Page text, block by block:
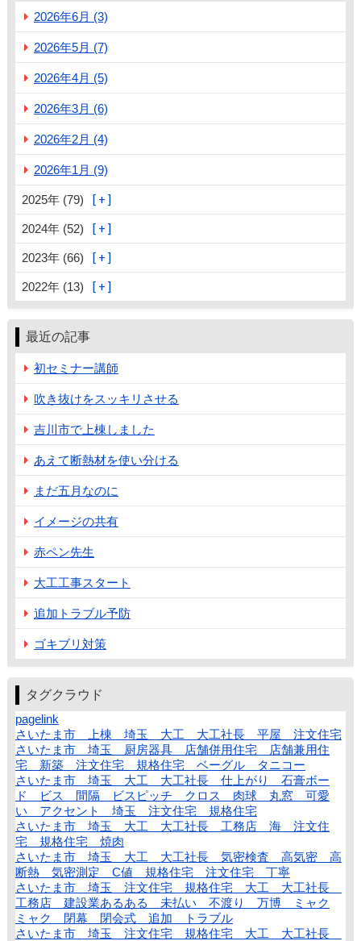
2026年6月 (3)
2026年5月 (7)
2026年4月 (5)
2026年3月 (6)
2026年2月 (4)
2026年1月 (9)
2025年 (79)
2024年 (52)
2023年 (66)
2022年 (13)
最近の記事
初セミナー講師
吹き抜けをスッキリさせる
吉川市で上棟しました
あえて断熱材を使い分ける
まだ五月なのに
イメージの共有
赤ペン先生
大工工事スタート
追加トラブル予防
ゴキブリ対策
タグクラウド
pagelink
さいたま市 上棟 埼玉 大工 大工社長 平屋 注文住宅
さいたま市 埼玉 厨房器具 店舗併用住宅 店舗兼用住
宅 新築 注文住宅 規格住宅 ベーグル タニコー
さいたま市 埼玉 大工 大工社長 仕上がり 石膏ボー
ド ビス 間隔 ビスピッチ クロス 肉球 丸窓 可愛
い アクセント 埼玉 注文住宅 規格住宅
さいたま市 埼玉 大工 大工社長 工務店 海 注文住
宅 規格住宅 焼肉
さいたま市 埼玉 大工 大工社長 気密検査 高気密 高
断熱 気密測定 C値 規格住宅 注文住宅 丁寧
さいたま市 埼玉 注文住宅 規格住宅 大工 大工社長
工務店 建設業あるある 未払い 不渡り 万博 ミャク
ミャク 閉幕 閉会式 追加 トラブル
さいたま市 埼玉 注文住宅 規格住宅 大工 大工社長